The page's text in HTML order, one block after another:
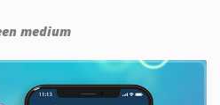
medium